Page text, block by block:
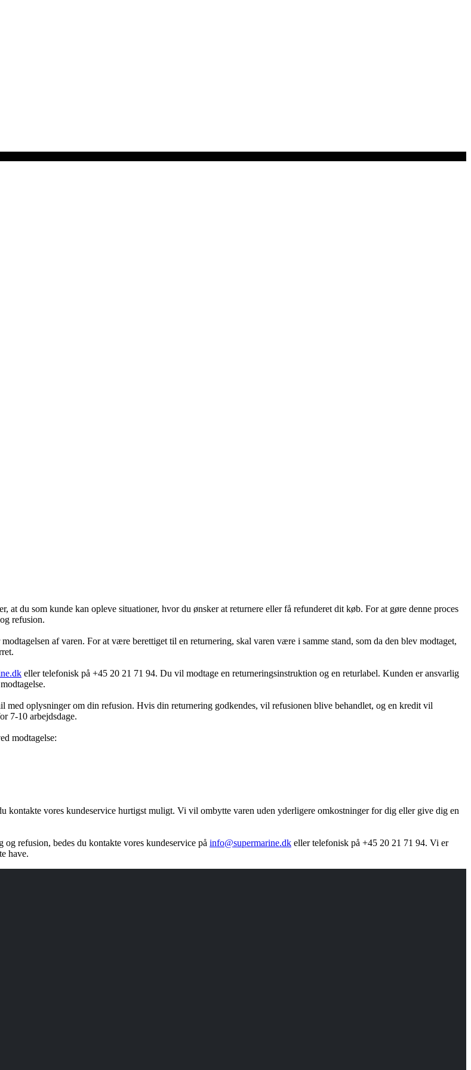
du som kunde kan opleve situationer, hvor du ønsker at returnere eller få refunderet dit køb. For at gøre denne proces
refusion.
af varen. For at være berettiget til en returnering, skal varen være i samme stand, som da den blev modtaget,
eller telefonisk på +45 20 21 71 94. Du vil modtage en returneringsinstruktion og en returlabel. Kunden er ansvarlig
med oplysninger om din refusion. Hvis din returnering godkendes, vil refusionen blive behandlet, og en kredit vil
7-10 arbejdsdage.
modtagelse:
kontakte vores kundeservice hurtigst muligt. Vi vil ombytte varen uden yderligere omkostninger for dig eller give dig en
refusion, bedes du kontakte vores kundeservice på info@supermarine.dk eller telefonisk på +45 20 21 71 94. Vi er
have.